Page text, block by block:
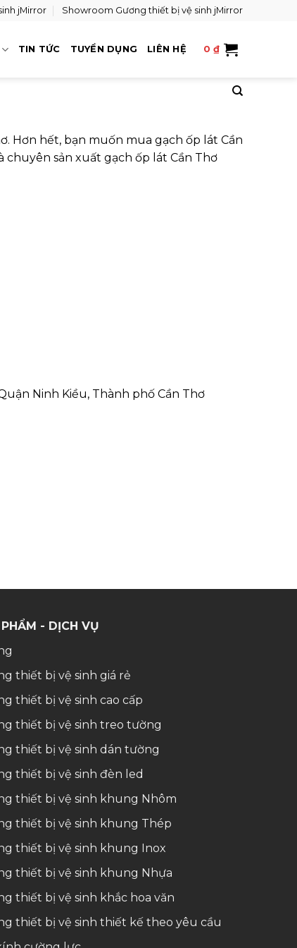
jMirror Showroom Gương thiết bị vệ sinh jMirror
TIN TỨC TUYỂN DỤNG LIÊN HỆ 0₫
Hơn hết, bạn muốn mua gạch ốp lát Cần
chuyên sản xuất gạch ốp lát Cần Thơ
Ninh Kiều, Thành phố Cần Thơ
- DỊCH VỤ
thiết bị vệ sinh giá rẻ
thiết bị vệ sinh cao cấp
thiết bị vệ sinh treo tường
thiết bị vệ sinh dán tường
thiết bị vệ sinh đèn led
thiết bị vệ sinh khung Nhôm
thiết bị vệ sinh khung Thép
thiết bị vệ sinh khung Inox
thiết bị vệ sinh khung Nhựa
thiết bị vệ sinh khắc hoa văn
thiết bị vệ sinh thiết kế theo yêu cầu